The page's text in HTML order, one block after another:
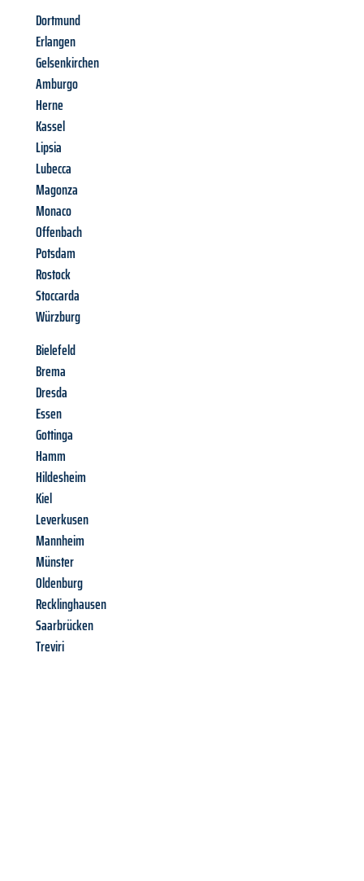
Dortmund
Erlangen
Gelsenkirchen
Amburgo
Herne
Kassel
Lipsia
Lubecca
Magonza
Monaco
Offenbach
Potsdam
Rostock
Stoccarda
Würzburg
Bielefeld
Brema
Dresda
Essen
Gottinga
Hamm
Hildesheim
Kiel
Leverkusen
Mannheim
Münster
Oldenburg
Recklinghausen
Saarbrücken
Treviri